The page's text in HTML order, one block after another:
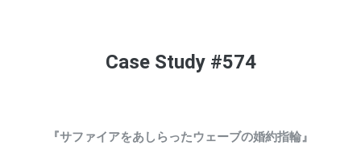
Case Study #574
『サファイアをあしらったウェーブの婚約指輪』